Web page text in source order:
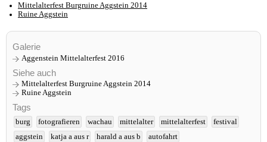
Mittelalterfest Burgruine Aggstein 2014
Ruine Aggstein
Galerie
Aggenstein Mittelalterfest 2016
Siehe auch
Mittelalterfest Burgruine Aggstein 2014
Ruine Aggstein
Tags
burg fotografieren wachau mittelalter mittelalterfest
festival
aggstein
katja a aus r harald a aus b autofahrt